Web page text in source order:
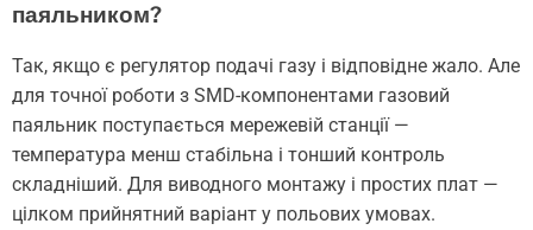
паяльником?
Так, якщо є регулятор подачі газу і відповідне жало. Але
для точної роботи з SMD-компонентами газовий
паяльник поступається мережевій станції —
температура менш стабільна і тонший контроль
складніший. Для виводного монтажу і простих плат —
цілком прийнятний варіант у польових умовах.